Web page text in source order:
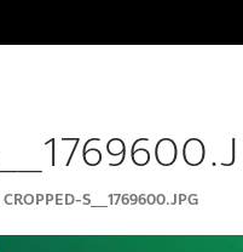
CROPPED-S__1769600.JPG